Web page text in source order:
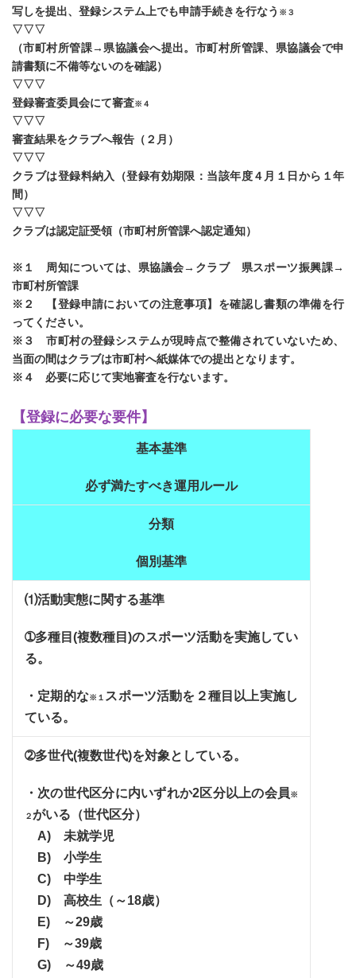
写しを提出、登録システム上でも申請手続きを行なう ※３
▽▽▽
（市町村所管課→県協議会へ提出。市町村所管課、県協議会で申
請書類に不備等ないのを確認）
▽▽▽
登録審査委員会にて審査※４
▽▽▽
審査結果をクラブへ報告（２月）
▽▽▽
クラブは登録料納入（登録有効期限：当該年度４月１日から１年
間）
▽▽▽
クラブは認定証受領（市町村所管課へ認定通知）
※１ 周知については、県協議会→クラブ 県スポーツ振興課→
市町村所管課
※２ 【登録申請においての注意事項】を確認し書類の準備を行
ってください。
※３ 市町村の登録システムが現時点で整備されていないため、
当面の間はクラブは市町村へ紙媒体での提出となります。
※４ 必要に応じて実地審査を行ないます。
【登録に必要な要件】
基本基準
必ず満たすべき運用ルール
分類
個別基準
⑴活動実態に関する基準
➀多種目(複数種目)のスポーツ活動を実施してい
る。
・定期的な※１ スポーツ活動を２種目以上実施し
ている。
➁多世代(複数世代)を対象としている。
・次の世代区分に内いずれか2区分以上の会員※
２がいる（世代区分）
A) 未就学児
B) 小学生
C) 中学生
D) 高校生（～18歳）
E) ～29歳
F) ～39歳
G) ～49歳